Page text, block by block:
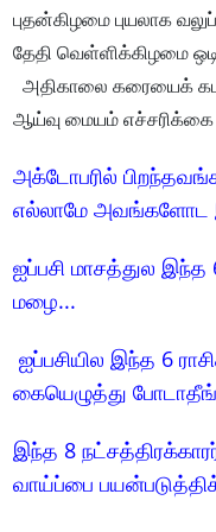
புதன்கிழமை புயலாக
தேதி வெள்ளிக்கிழமை
அதிகாலை கரையைக்
ஆய்வு மையம் எச்சரிக்கை
அக்டோபரில்
எல்லாமே அவங்களோட
ஐப்பசி மாசத்துல இந்த
மழை...
ஐப்பசியில இந்த 6
கையெழுத்து
இந்த 8
வாய்ப்பை